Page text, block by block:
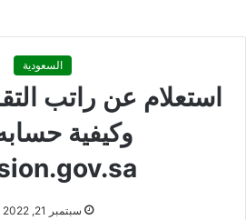
السعودية
استعلام عن راتب
وكيفية
سبتمبر 21, 2022